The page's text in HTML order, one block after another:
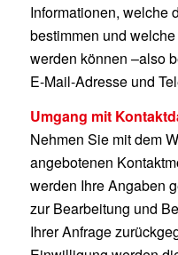
Informationen, welche
bestimmen und
werden können –also
E-Mail-Adresse und
Umgang mit
Nehmen Sie mit dem
angebotenen
werden Ihre Angaben
zur Bearbeitung und
Ihrer Anfrage